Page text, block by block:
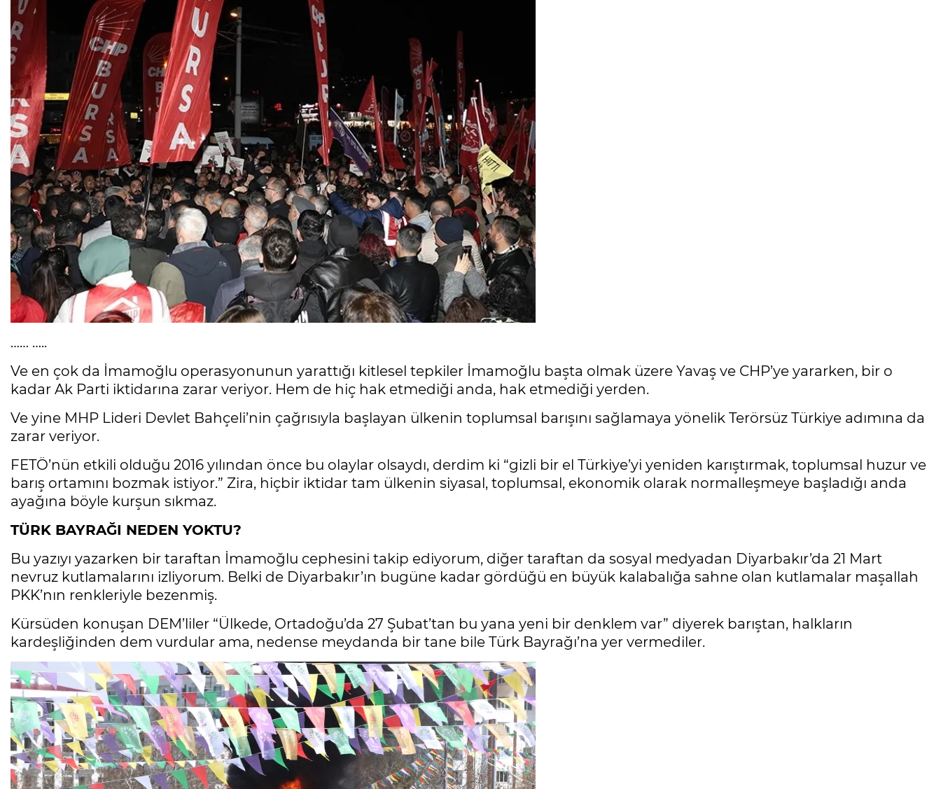
…… …..
Ve en çok da İmamoğlu operasyonunun yarattığı kitlesel tepkiler İmamoğlu başta olmak üzere Yavaş ve CHP’ye yararken, bir o
kadar Ak Parti iktidarına zarar veriyor. Hem de hiç hak etmediği anda, hak etmediği yerden.
Ve yine MHP Lideri Devlet Bahçeli’nin çağrısıyla başlayan ülkenin toplumsal barışını sağlamaya yönelik Terörsüz Türkiye adımına da
zarar veriyor.
FETÖ’nün etkili olduğu 2016 yılından önce bu olaylar olsaydı, derdim ki “gizli bir el Türkiye’yi yeniden karıştırmak, toplumsal huzur ve
barış ortamını bozmak istiyor.” Zira, hiçbir iktidar tam ülkenin siyasal, toplumsal, ekonomik olarak normalleşmeye başladığı anda
ayağına böyle kurşun sıkmaz.
TÜRK BAYRAĞI NEDEN YOKTU?
Bu yazıyı yazarken bir taraftan İmamoğlu cephesini takip ediyorum, diğer taraftan da sosyal medyadan Diyarbakır’da 21 Mart
nevruz kutlamalarını izliyorum. Belki de Diyarbakır’ın bugüne kadar gördüğü en büyük kalabalığa sahne olan kutlamalar maşallah
PKK’nın renkleriyle bezenmiş.
Kürsüden konuşan DEM’liler “Ülkede, Ortadoğu’da 27 Şubat’tan bu yana yeni bir denklem var” diyerek barıştan, halkların
kardeşliğinden dem vurdular ama, nedense meydanda bir tane bile Türk Bayrağı’na yer vermediler.